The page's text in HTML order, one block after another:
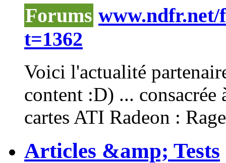
Forums www.ndfr.net/
t=1362
Voici l'actualité
content :D) ... consacrée
cartes ATI Radeon :
Articles &amp; Tests